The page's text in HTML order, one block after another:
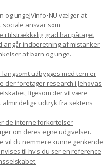
og ungeJVinfo•NU vælger at
sociale ansvar som
i tilstrækkelig grad har påtaget
angår indberetning af mistanker
af børn og unge.
langsomt udbygges med termer
der foretager research i Jehovas
ligesom der vil være
udtryk fra sektens
de interne forkortelser
om deres egne udgivelser.
vil du nemmere kunne genkende
til hvis du ser en reference